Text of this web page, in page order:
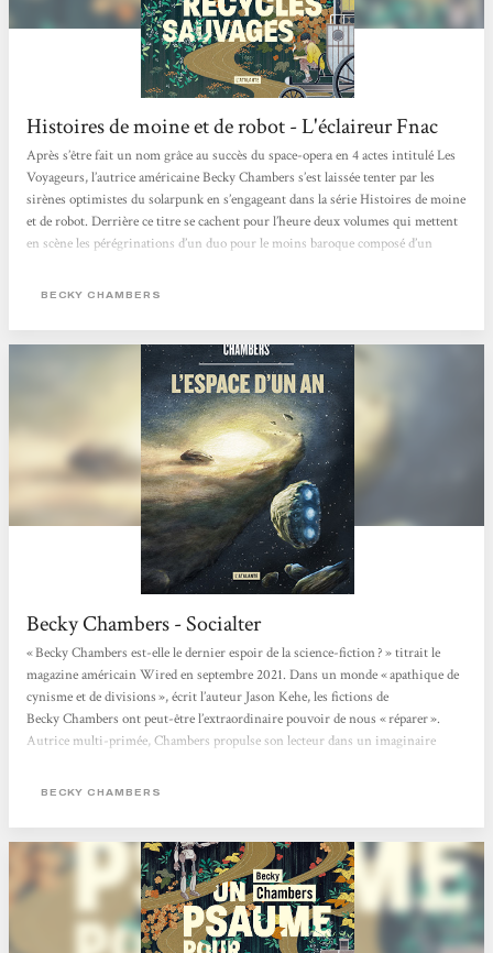
Histoires de moine et de robot - L'éclaireur Fnac
Après s’être fait un nom grâce au succès du space-opera en 4 actes intitulé Les
Voyageurs, l’autrice américaine Becky Chambers s’est laissée tenter par les
sirènes optimistes du solarpunk en s’engageant dans la série Histoires de moine
et de robot. Derrière ce titre se cachent pour l’heure deux volumes qui mettent
en scène les pérégrinations d’un duo pour le moins baroque composé d’un
technologie et la nature coexistent enfin pacifiquement. Après...
BECKY CHAMBERS
Becky Chambers - Socialter
« Becky Chambers est-elle le dernier espoir de la science-fiction ? » titrait le
magazine américain Wired en septembre 2021. Dans un monde « apathique de
cynisme et de divisions », écrit l’auteur Jason Kehe, les fictions de
Becky Chambers ont peut-être l’extraordinaire pouvoir de nous « réparer ».
Autrice multi-primée, Chambers propulse son lecteur dans un imaginaire
scientifiques (astrobiologiste et ingénieur satellite), elle bouscule le monde très
BECKY CHAMBERS